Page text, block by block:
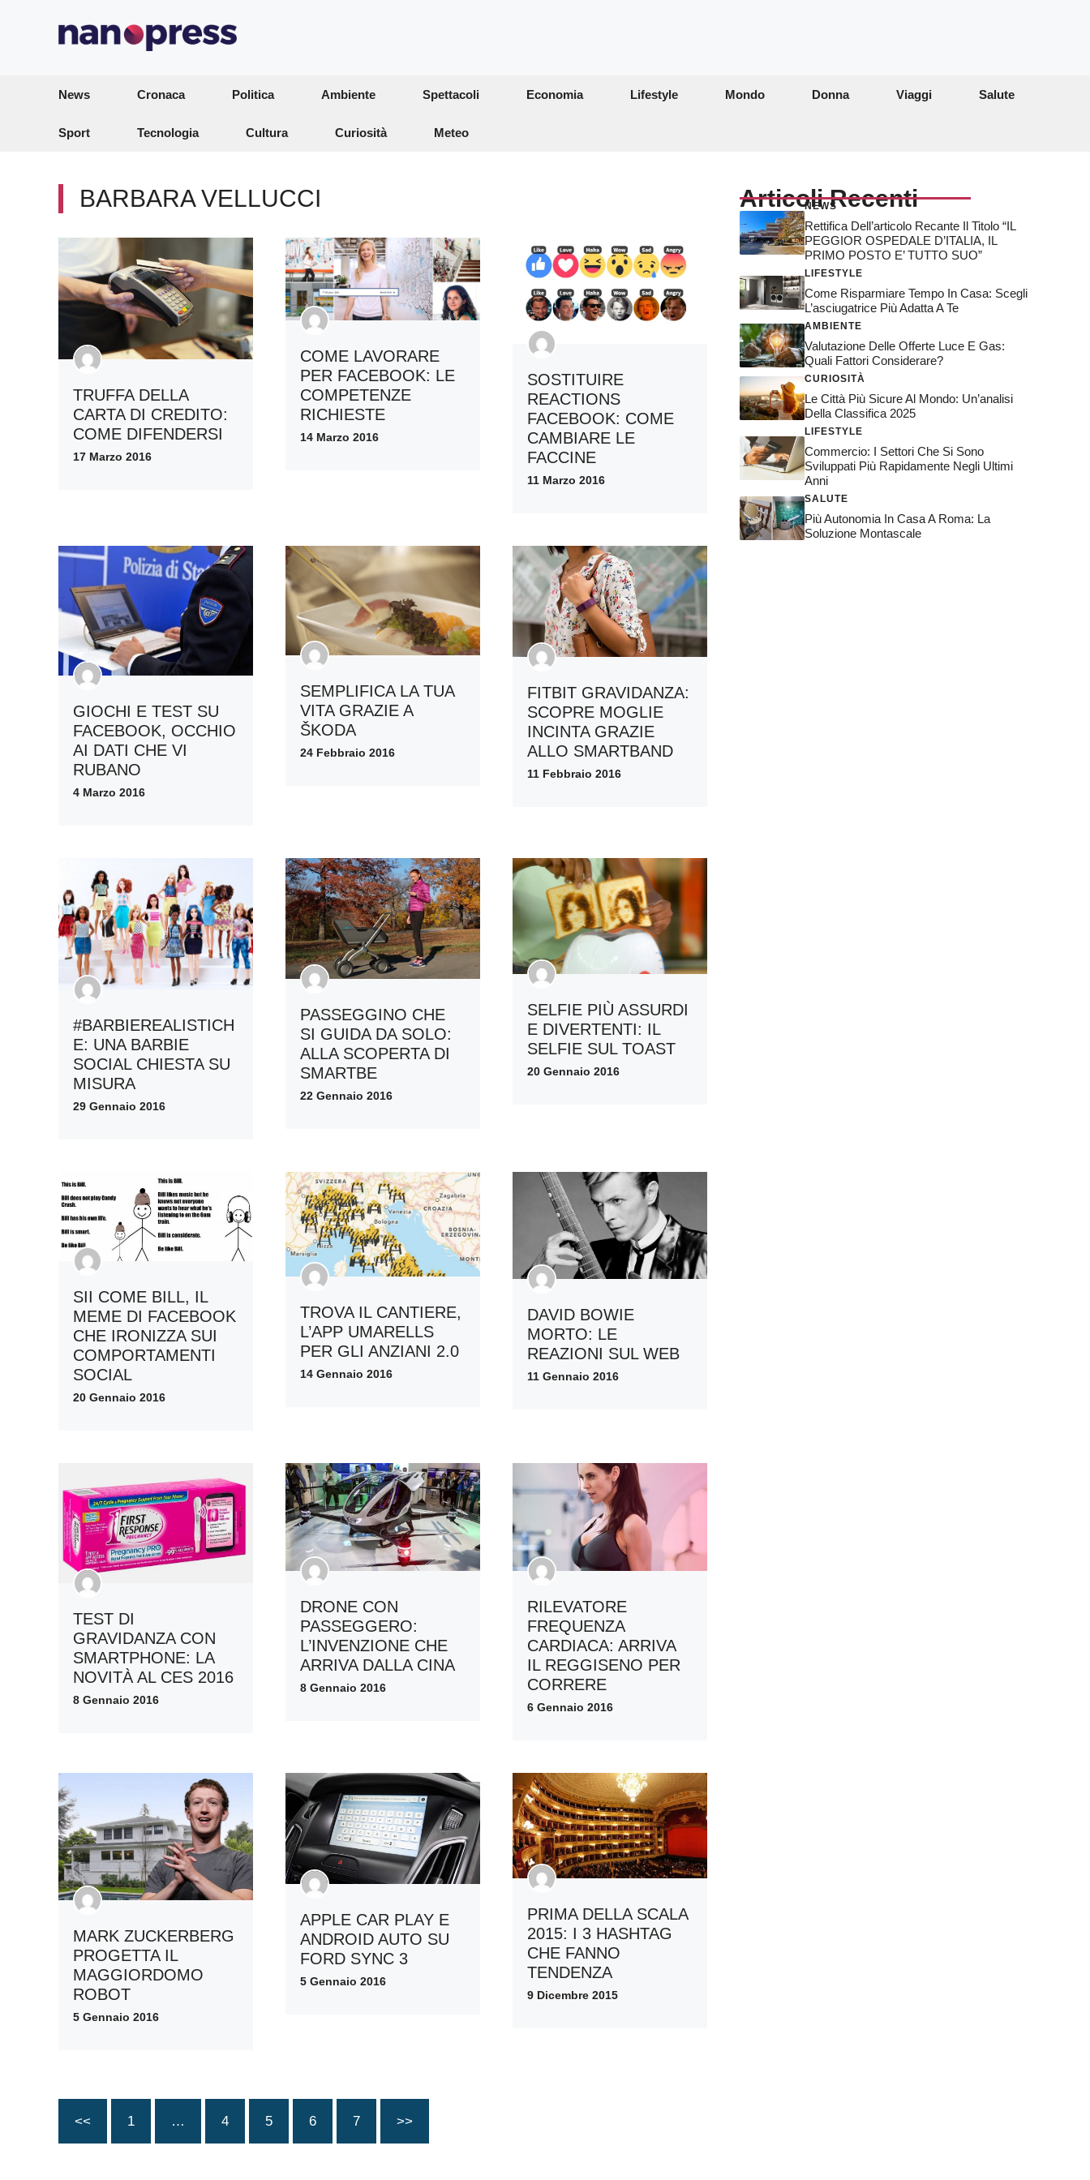
News Cronaca Politica Ambiente Spettacoli Economia Lifestyle Mondo Donna Viaggi Salute
Sport Tecnologia Cultura Curiosità Meteo
BARBARA VELLUCCI
TRUFFA DELLA
CARTA DI CREDITO:
COME DIFENDERSI
17 Marzo 2016
COME LAVORARE
PER FACEBOOK: LE
COMPETENZE
RICHIESTE
14 Marzo 2016
SOSTITUIRE
REACTIONS
FACEBOOK: COME
CAMBIARE LE
FACCINE
11 Marzo 2016
GIOCHI E TEST SU
FACEBOOK, OCCHIO
AI DATI CHE VI
RUBANO
4 Marzo 2016
SEMPLIFICA LA TUA
VITA GRAZIE A
ŠKODA
24 Febbraio 2016
FITBIT GRAVIDANZA:
SCOPRE MOGLIE
INCINTA GRAZIE
ALLO SMARTBAND
11 Febbraio 2016
#BARBIEREALISTICH
E: UNA BARBIE
SOCIAL CHIESTA SU
MISURA
29 Gennaio 2016
PASSEGGINO CHE
SI GUIDA DA SOLO:
ALLA SCOPERTA DI
SMARTBE
22 Gennaio 2016
SELFIE PIÙ ASSURDI
E DIVERTENTI: IL
SELFIE SUL TOAST
20 Gennaio 2016
SII COME BILL, IL
MEME DI FACEBOOK
CHE IRONIZZA SUI
COMPORTAMENTI
SOCIAL
20 Gennaio 2016
TROVA IL CANTIERE,
L’APP UMARELLS
PER GLI ANZIANI 2.0
14 Gennaio 2016
DAVID BOWIE
MORTO: LE
REAZIONI SUL WEB
11 Gennaio 2016
TEST DI
GRAVIDANZA CON
SMARTPHONE: LA
NOVITÀ AL CES 2016
8 Gennaio 2016
DRONE CON
PASSEGGERO:
L’INVENZIONE CHE
ARRIVA DALLA CINA
8 Gennaio 2016
RILEVATORE
FREQUENZA
CARDIACA: ARRIVA
IL REGGISENO PER
CORRERE
6 Gennaio 2016
MARK ZUCKERBERG
PROGETTA IL
MAGGIORDOMO
ROBOT
5 Gennaio 2016
APPLE CAR PLAY E
ANDROID AUTO SU
FORD SYNC 3
5 Gennaio 2016
PRIMA DELLA SCALA
2015: I 3 HASHTAG
CHE FANNO
TENDENZA
9 Dicembre 2015
<< 1 … 4 5 6 7 >>
Articoli Recenti
NEWS
Rettifica Dell’articolo Recante Il Titolo “IL
PEGGIOR OSPEDALE D’ITALIA, IL
PRIMO POSTO E’ TUTTO SUO”
LIFESTYLE
Come Risparmiare Tempo In Casa: Scegli
L’asciugatrice Più Adatta A Te
AMBIENTE
Valutazione Delle Offerte Luce E Gas:
Quali Fattori Considerare?
CURIOSITÀ
Le Città Più Sicure Al Mondo: Un’analisi
Della Classifica 2025
LIFESTYLE
Commercio: I Settori Che Si Sono
Sviluppati Più Rapidamente Negli Ultimi
Anni
SALUTE
Più Autonomia In Casa A Roma: La
Soluzione Montascale